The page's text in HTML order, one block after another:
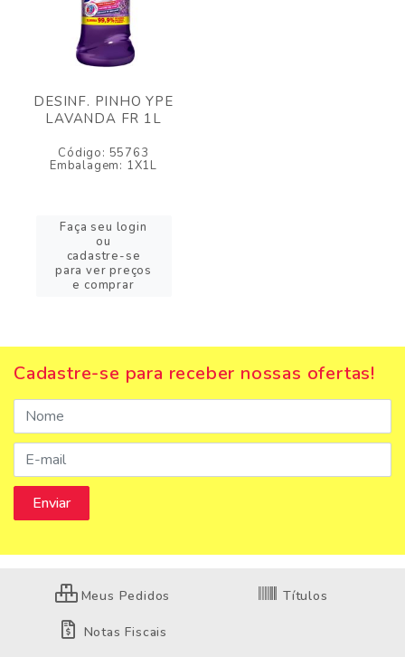
DESINF. PINHO YPE
LAVANDA FR 1L
Código: 55763
Embalagem: 1X1L
Faça seu login
ou
cadastre-se
para ver preços
e comprar
Cadastre-se para receber nossas ofertas!
Meus Pedidos Títulos
Notas Fiscais